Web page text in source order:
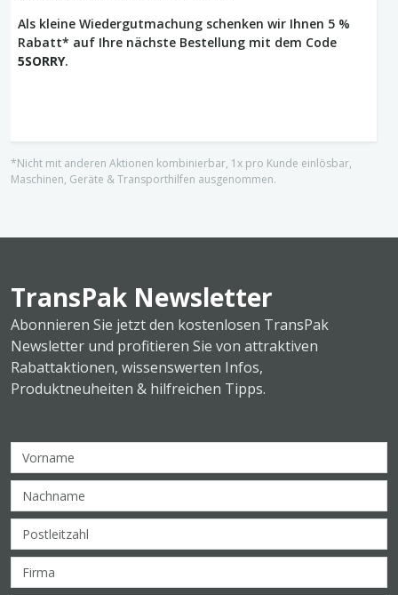
Als kleine Wiedergutmachung schenken wir Ihnen 5 %
Rabatt* auf Ihre nächste Bestellung mit dem Code
5SORRY.
*Nicht mit anderen Aktionen kombinierbar, 1x pro Kunde einlösbar,
Maschinen, Geräte & Transporthilfen ausgenommen.
TransPak Newsletter
Abonnieren Sie jetzt den kostenlosen TransPak
Newsletter und profitieren Sie von attraktiven
Rabattaktionen, wissenswerten Infos,
Produktneuheiten & hilfreichen Tipps.